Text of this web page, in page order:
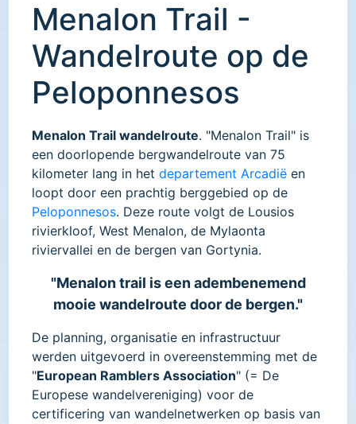
Menalon Trail -
Wandelroute op de
Peloponnesos
Menalon Trail wandelroute. "Menalon Trail" is
een doorlopende bergwandelroute van 75
kilometer lang in het departement Arcadië en
loopt door een prachtig berggebied op de
Peloponnesos. Deze route volgt de Lousios
rivierkloof, West Menalon, de Mylaonta
riviervallei en de bergen van Gortynia.
"Menalon trail is een adembenemend
mooie wandelroute door de bergen."
De planning, organisatie en infrastructuur
werden uitgevoerd in overeenstemming met de
"European Ramblers Association" (= De
Europese wandelvereniging) voor de
certificering van wandelnetwerken op basis van